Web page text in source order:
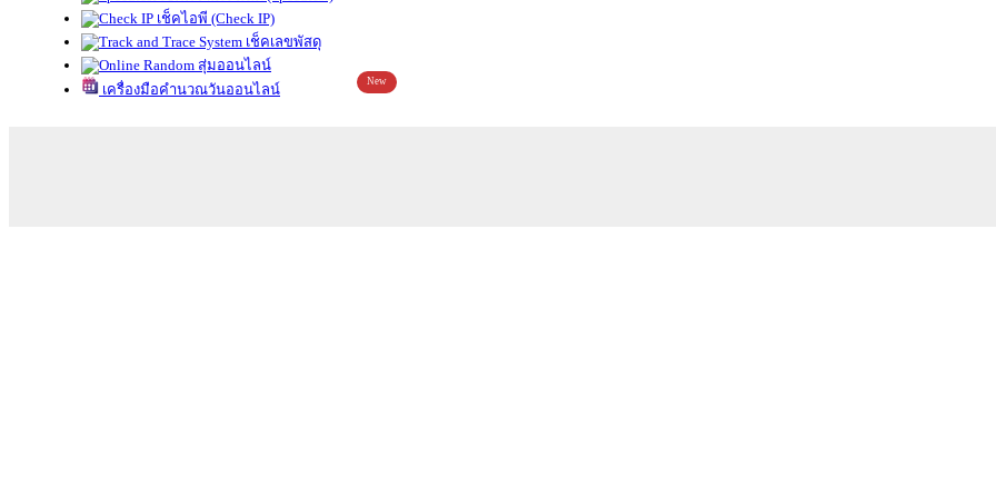
เช็คไอพี (Check IP)
เช็คเลขพัสดุ
สุ่มออนไลน์
เครื่องมือคำนวณวันออนไลน์
New